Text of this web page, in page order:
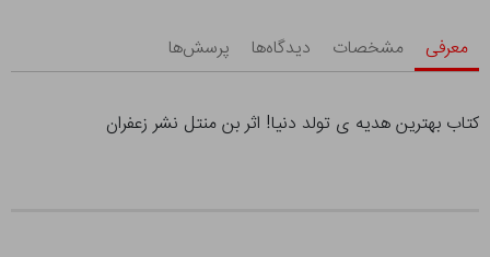
معرفی مشخصات دیدگاه‌ها پرسش‌ها
کتاب بهترین هدیه ی تولد دنیا! اثر بن منتل نشر زعفران